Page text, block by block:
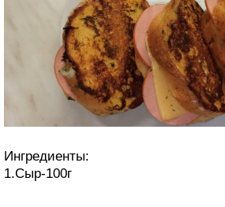
Ингредиенты:
1.Сыр-100г